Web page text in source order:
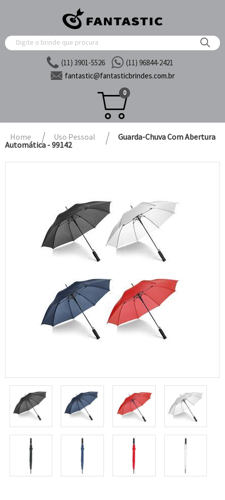
(11) 3901-5526
(11) 96844-2421
fantastic@fantasticbrindes.com.br
0
Home Uso Pessoal
Guarda-Chuva Com Abertura
Automática - 99142